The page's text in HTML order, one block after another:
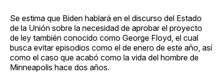
Se estima que Biden hablará en el discurso del Estado
de la Unión sobre la necesidad de aprobar el proyecto
de ley también conocido como George Floyd, el cual
busca evitar episodios como el de enero de este año, así
como el caso que acabó como la vida del hombre de
Minneapolis hace dos años.